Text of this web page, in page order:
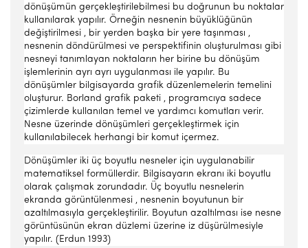
dönüşümün gerçekleştirilebilmesi bu doğrunun bu noktalar
kullanılarak yapılır. Örneğin nesnenin büyüklüğünün
değiştirilmesi , bir yerden başka bir yere taşınması ,
nesnenin döndürülmesi ve perspektifinin oluşturulması gibi
nesneyi tanımlayan noktaların her birine bu dönüşüm
işlemlerinin ayrı ayrı uygulanması ile yapılır. Bu
dönüşümler bilgisayarda grafik düzenlemelerin temelini
oluşturur. Borland grafik paketi , programcıya sadece
çizimlerde kullanılan temel ve yardımcı komutları verir.
Nesne üzerinde dönüşümleri gerçekleştirmek için
kullanılabilecek herhangi bir komut içermez.
Dönüşümler iki üç boyutlu nesneler için uygulanabilir
matematiksel formüllerdir. Bilgisayarın ekranı iki boyutlu
olarak çalışmak zorundadır. Üç boyutlu nesnelerin
ekranda görüntülenmesi , nesnenin boyutunun bir
azaltılmasıyla gerçekleştirilir. Boyutun azaltılması ise nesne
görüntüsünün ekran düzlemi üzerine iz düşürülmesiyle
yapılır. (Erdun 1993)